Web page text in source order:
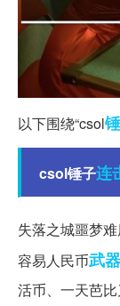
以下围绕“csol
csol锤子连
失落之城噩梦
容易人民币武器
活币、一天芭